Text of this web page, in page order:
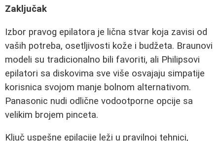
Zaključak
Izbor pravog epilatora je lična stvar koja zavisi od
vaših potreba, osetljivosti kože i budžeta. Braunovi
modeli su tradicionalno bili favoriti, ali Philipsovi
epilatori sa diskovima sve više osvajaju simpatije
korisnica svojom manje bolnom alternativom.
Panasonic nudi odlične vodootporne opcije sa
velikim brojem pinceta.
Ključ uspešne epilacije leži u pravilnoj tehnici,